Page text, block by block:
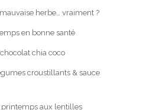
mauvaise herbe… vraiment ?
en bonne santé
chia coco
croustillants & sauce
printemps aux lentilles